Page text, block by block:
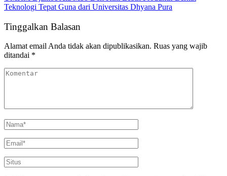
Teknologi Tepat Guna dari Universitas Dhyana Pura
Tinggalkan Balasan
Alamat email Anda tidak akan dipublikasikan. Ruas yang wajib
ditandai *